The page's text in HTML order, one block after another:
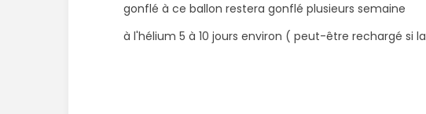
gonflé à ce ballon restera gonflé plusieurs semaine
à l'hélium 5 à 10 jours environ ( peut-être rechargé si